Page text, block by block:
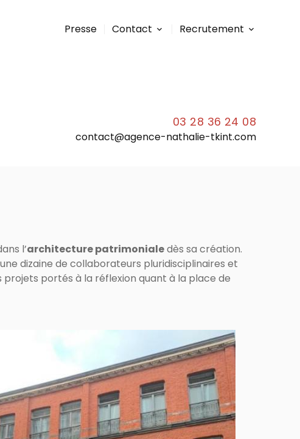
Presse Contact Recrutement
03 28 36 24 08
contact@agence-nathalie-tkint.com
l’architecture patrimonialedès sa création.
dizaine de collaborateurs pluridisciplinaires et
portés à la réflexion quant à la place de